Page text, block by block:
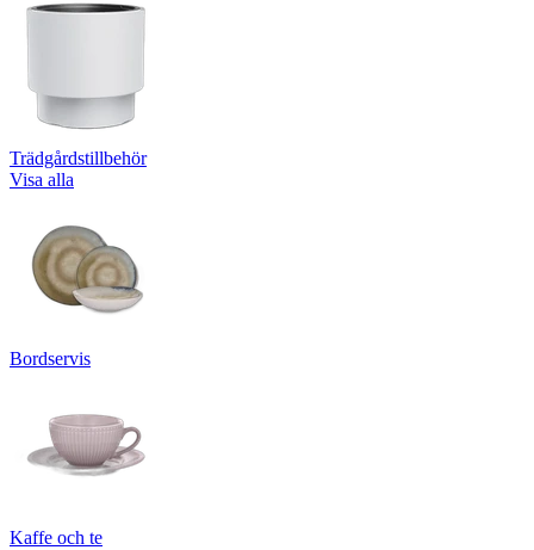
Trädgårdstillbehör
Visa alla
Bordservis
Kaffe och te